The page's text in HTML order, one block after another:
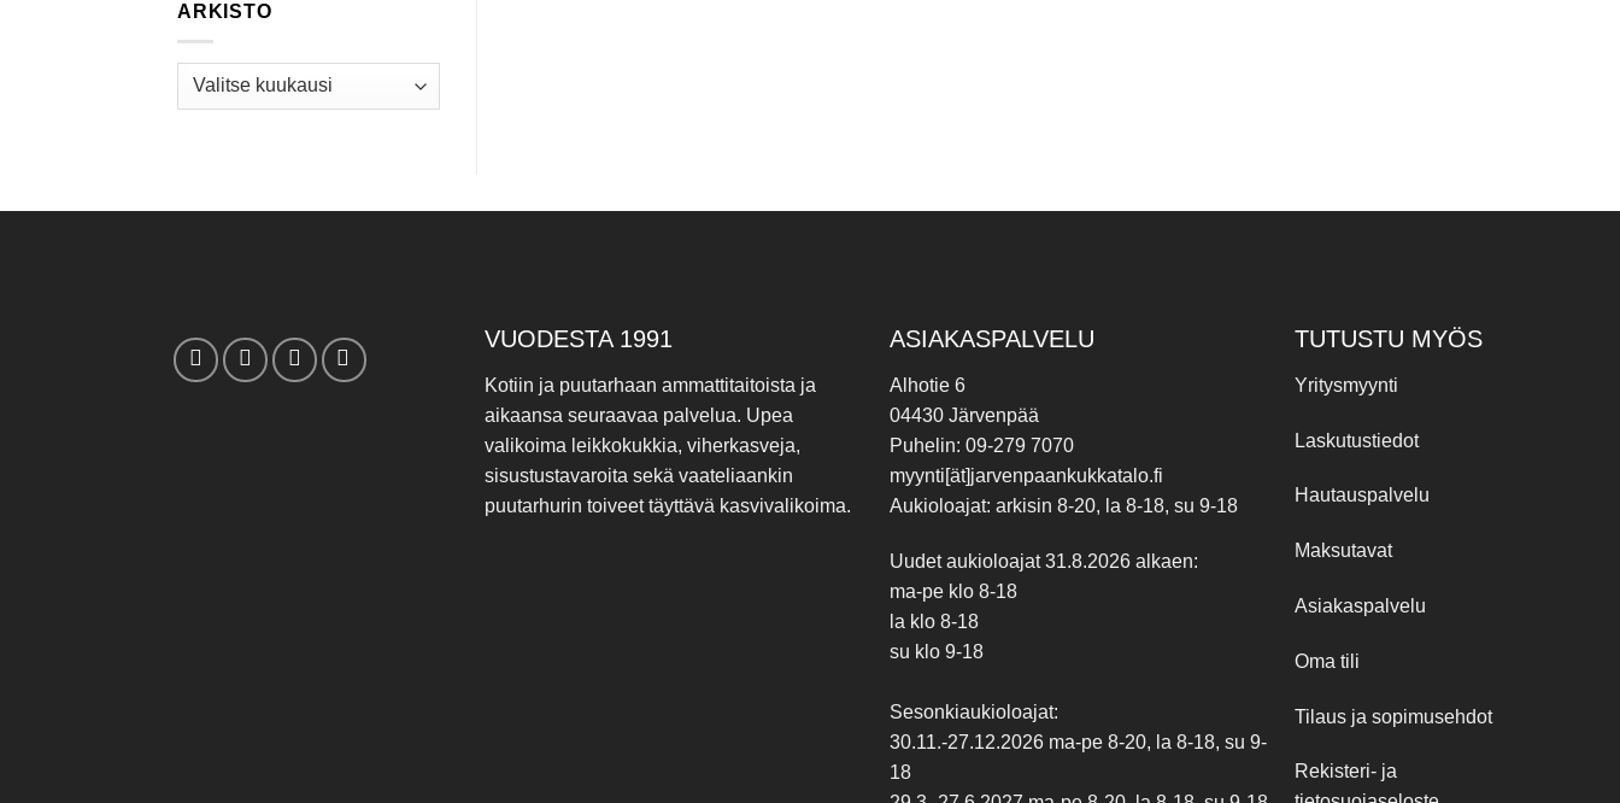
ARKISTO
Arkisto
VUODESTA 1991
Kotiin ja puutarhaan ammattitaitoista ja
aikaansa seuraavaa palvelua. Upea
valikoima leikkokukkia, viherkasveja,
sisustustavaroita sekä vaateliaankin
puutarhurin toiveet täyttävä kasvivalikoima.
ASIAKASPALVELU
Alhotie 6
04430 Järvenpää
Puhelin: 09-279 7070
myynti[ät]jarvenpaankukkatalo.fi
Aukioloajat: arkisin 8-20, la 8-18, su 9-18
Uudet aukioloajat 31.8.2026 alkaen:
ma-pe klo 8-18
la klo 8-18
su klo 9-18
Sesonkiaukioloajat:
30.11.-27.12.2026 ma-pe 8-20, la 8-18, su 9-
18
TUTUSTU MYÖS
Yritysmyynti
Laskutustiedot
Hautauspalvelu
Maksutavat
Asiakaspalvelu
Oma tili
Tilaus ja sopimusehdot
Rekisteri- ja